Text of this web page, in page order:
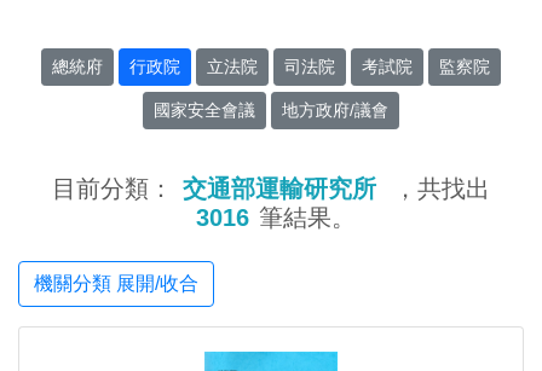
總統府 行政院 立法院 司法院 考試院 監察院
國家安全會議 地方政府/議會
目前分類： 交通部運輸研究所
，共找出
3016 筆結果。
機關分類 展開/收合